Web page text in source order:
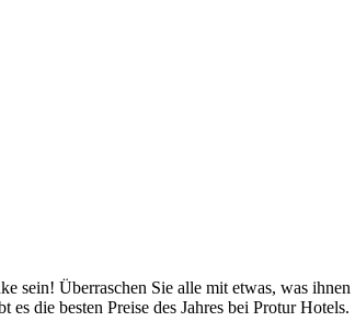
sein! Überraschen Sie alle mit etwas, was
die besten Preise des Jahres bei Protur Hotels.